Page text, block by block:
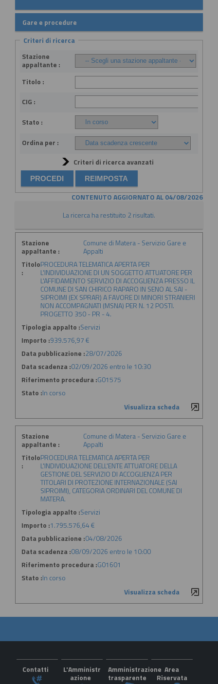
Gare e procedure
Criteri di ricerca
Stazione
appaltante :
Titolo :
CIG :
Stato :
Ordina per :
Criteri di ricerca avanzati
CONTENUTO AGGIORNATO AL 04/08/2026
La ricerca ha restituito 2 risultati.
Stazione
appaltante :
Comune di Matera - Servizio Gare e
Appalti
Titolo
:
PROCEDURA TELEMATICA APERTA PER
L'INDIVIDUAZIONE DI UN SOGGETTO ATTUATORE PER
L'AFFIDAMENTO SERVIZIO DI ACCOGLIENZA PRESSO IL
COMUNE DI SAN CHIRICO RAPARO IN SENO AL SAI -
SIPROIMI (EX SPRAR) A FAVORE DI MINORI STRANIERI
NON ACCOMPAGNATI (MSNA) PER N. 12 POSTI.
PROGETTO 350 - PR - 4.
Tipologia appalto :Servizi
Importo :939.576,97 €
Data pubblicazione :28/07/2026
Data scadenza :02/09/2026 entro le 10:30
Riferimento procedura :G01575
Stato :In corso
Visualizza scheda
Stazione
appaltante :
Comune di Matera - Servizio Gare e
Appalti
Titolo
:
PROCEDURA TELEMATICA APERTA PER
L'INDIVIDUAZIONE DELL'ENTE ATTUATORE DELLA
GESTIONE DEL SERVIZIO DI ACCOGLIENZA PER
TITOLARI DI PROTEZIONE INTERNAZIONALE (SAI
SIPROIMI), CATEGORIA ORDINARI DEL COMUNE DI
MATERA.
Tipologia appalto :Servizi
Importo :1.795.576,64 €
Data pubblicazione :04/08/2026
Data scadenza :08/09/2026 entro le 10:00
Riferimento procedura :G01601
Stato :In corso
Visualizza scheda
Contatti
L'Amministr
azione
Amministrazione
trasparente
Area
Riservata